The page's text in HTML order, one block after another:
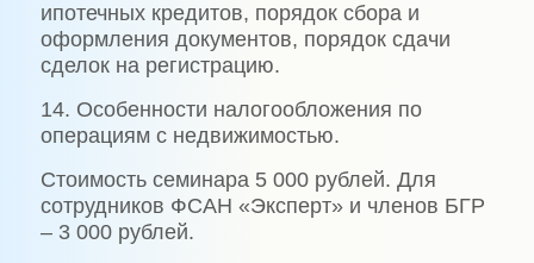
ипотечных кредитов, порядок сбора и
оформления документов, порядок сдачи
сделок на регистрацию.
14. Особенности налогообложения по
операциям с недвижимостью.
Стоимость семинара 5 000 рублей. Для
сотрудников ФСАН «Эксперт» и членов БГР
– 3 000 рублей.